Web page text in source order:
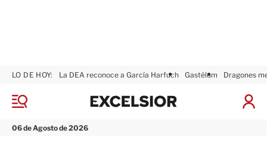
M
n
06 de Agosto de 2026
LO DE HOY: La DEA reconoce a García Harfuch Gastélum Dragones
I
x